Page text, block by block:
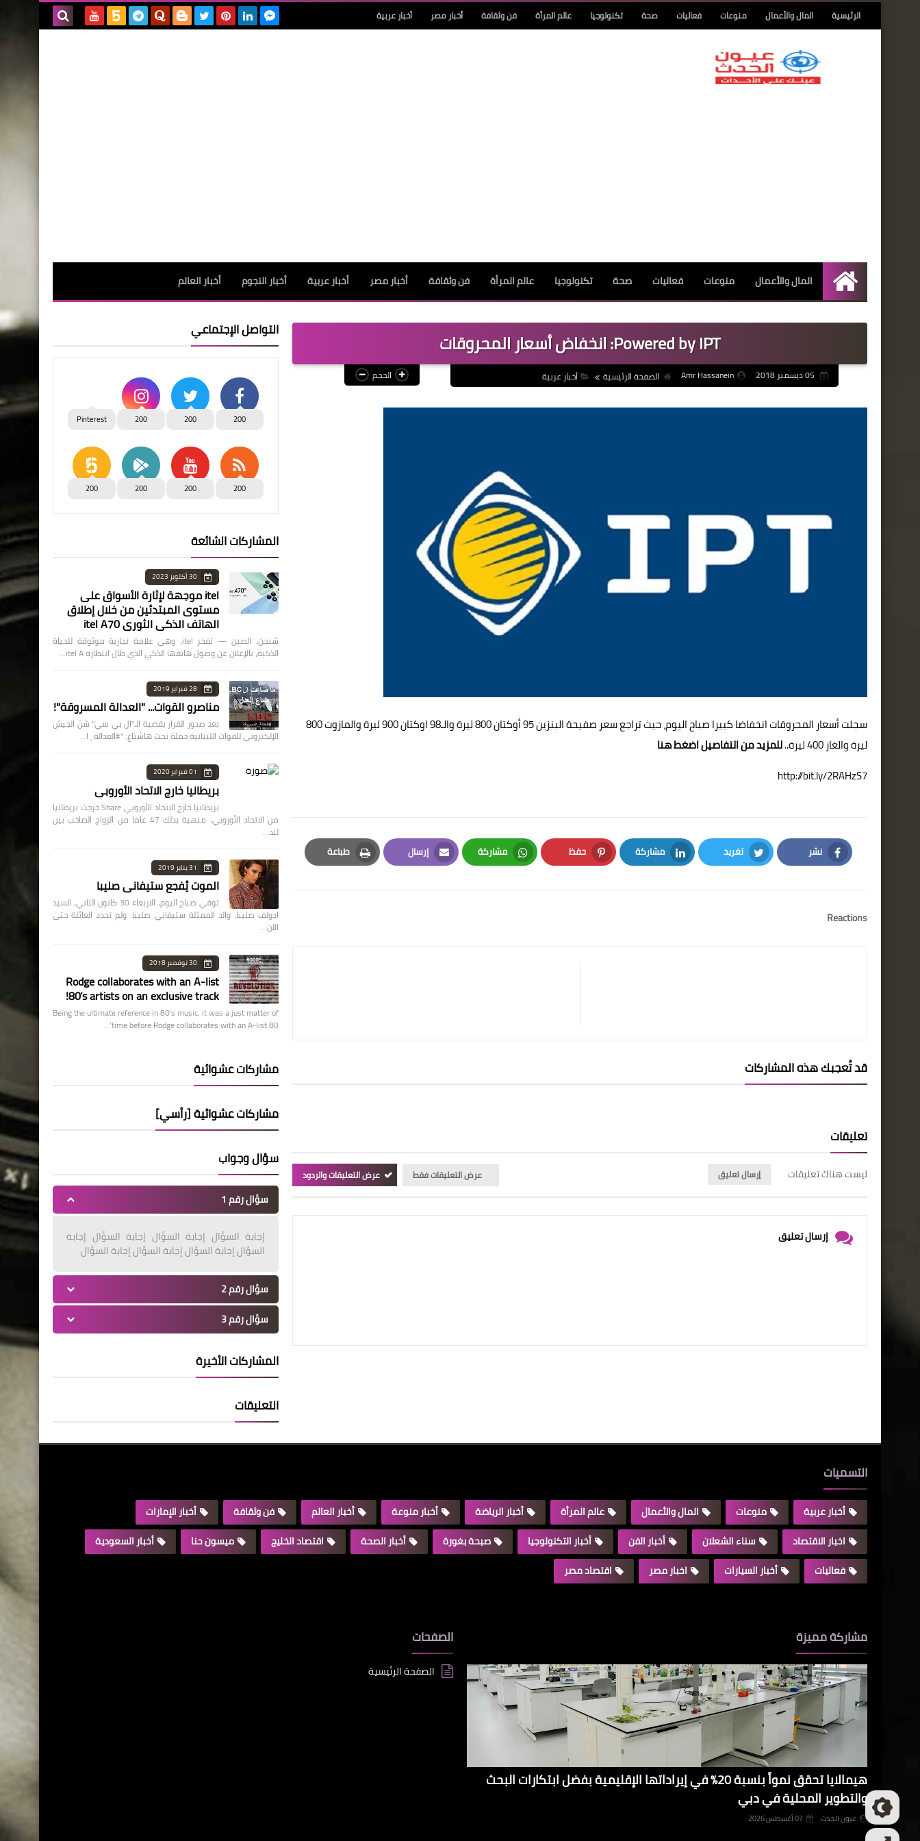
الرئيسية المال والأعمال منوعات فعاليات صحة تكنولوجيا عالم المرأة فن وثقافة أخبار مصر أخبار عربية
الرئيسية
المال والأعمال منوعات فعاليات صحة تكنولوجيا عالم المرأة فن وثقافة أخبار مصر أخبار عربية أخبار النجوم أخبار العالم
Powered by IPT: انخفاض أسعار المحروقات
Amr Hassanein الصفحة الرئيسية أخبار عربية الحجم
سجلت أسعار المحروقات انخفاضا كبيرا صباح اليوم، حيث تراجع سعر صفيحة البنزين 95 أوكتان 800 ليرة والـ98 اوكتان 900 ليرة والمازوت 800
ليرة والغاز 400 ليرة..
للمزيد من التفاصيلاضغط هنا
http://bit.ly/2RAHzS7
نشر
Facebook
تغريد
Twitter
مشاركة
LinkedIn
حفظ
Pinterest
مشاركة
Whatsapp
إرسال
Email
طباعة
Print
Reactions
قد تُعجبك هذه المشاركات
تعليقات
ليست هناك تعليقات إرسال تعليق عرض التعليقات فقط عرض التعليقات والردود
إرسال تعليق
التواصل الإجتماعي
200
200
200
Pinterest
200
200
200
200
المشاركات الشائعة
30 أكتوبر 2023
itel موجهة لإثارة الأسواق على
مستوى المبتدئين من خلال إطلاق
الهاتف الذكي الثوري itel A70
شنجن، الصين — تفخر itel، وهي علامة تجارية موثوقة للحياة
الذكية، بالإعلان عن وصول هاتفها الذكي الذي طال انتظاره itel A…
28 فبراير 2019
مناصرو القوات... "العدالة المسروقة"!
بعد صدور القرار بقضية الـ"ال بي سي" شنّ الجيش
الإلكتروني للقوات اللبنانية حملة تحت هاشتاغ: "#العدالة_ا…
01 فبراير 2020
بريطانيا خارج الاتحاد الأوروبي
بريطانيا خارج الاتحاد الأوروبي Share خرجت بريطانيا
من الاتحاد الأوروبي، منهية بذلك 47 عاما من الزواج الصاخب بين
لند…
31 يناير 2019
الموت يُفجع ستيفاني صليبا
توفي صباح اليوم، الاربعاء 30 كانون الثاني، السيد
ادولف صليبا، والد الممثلة ستيفاني صليبا. ولم تحدد العائلة حتى
الآن…
30 نوفمبر 2018
Rodge collaborates with an A-list
80’s artists on an exclusive track!
Being the ultimate reference in 80’s music, it was a just matter of
time before Rodge collaborates with an A-list 80’…
مشاركات عشوائية
مشاركات عشوائية [رأسي]
سؤال وجواب
سؤال رقم 1
إجابة السؤال إجابة السؤال إجابة السؤال إجابة
السؤال إجابة السؤال إجابة السؤال إجابة السؤال
سؤال رقم 2
سؤال رقم 3
المشاركات الأخيرة
التعليقات
التسميات
أخبار عربية منوعات المال والأعمال عالم المرأة أخبار الرياضة أخبار منوعة أخبار العالم فن وثقافة
أخبار الإمارات
اخبار الاقتصاد
سناء الشعلان أخبار الفن أخبار التكنولوجيا صبحة بغورة أخبار الصحة اقتصاد الخليج ميسون حنا
أخبار السعودية
فعاليات
أخبار السيارات اخبار مصر اقتصاد مصر
مشاركة مميزة
هيمالايا تحقق نمواً بنسبة 20% في إيراداتها الإقليمية بفضل ابتكارات البحث
والتطوير المحلية في دبي
عيون الحدث 07 أغسطس 2026
الصفحات
الصفحة الرئيسية